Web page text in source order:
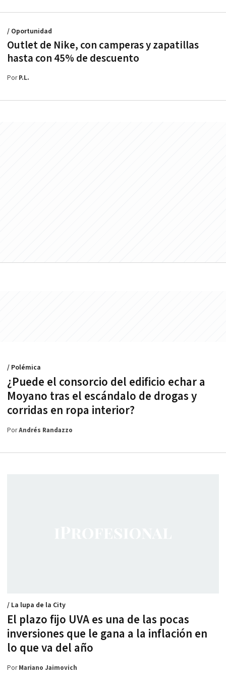
Outlet de Nike, con camperas y zapatillas
hasta con 45% de descuento
/ Oportunidad
PorP.L.
¿Puede el consorcio del edificio echar a
Moyano tras el escándalo de drogas y
corridas en ropa interior?
/ Polémica
PorAndrés Randazzo
El plazo fijo UVA es una de las pocas
inversiones que le gana a la inflación en
lo que va del año
/ La lupa de la City
PorMariano Jaimovich